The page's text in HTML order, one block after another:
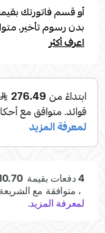
أو قسم فاتورتك
بدون رسوم تأخير،
اعرف أكثر